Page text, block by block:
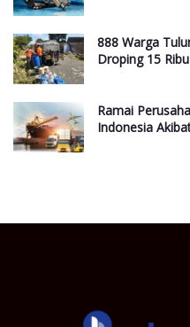
888 Warga
Droping 15
Ramai
Indonesia